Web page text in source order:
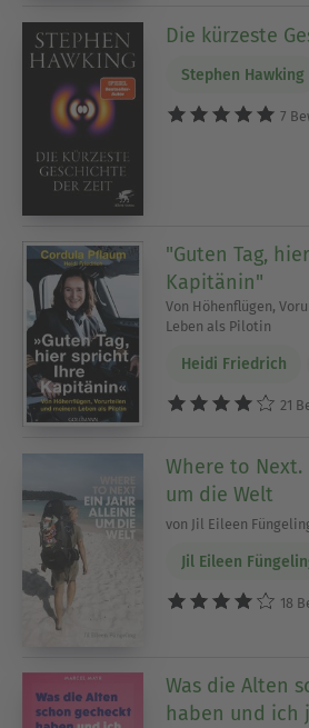
Die kürzeste
Stephen Hawking
7
"Guten Tag,
Kapitänin"
Von Höhenflügen,
Leben als Pilotin
Heidi Friedrich
21
Where to Next.
um die Welt
von Jil Eileen
Jil Eileen
18
Was die Alten
haben und ich